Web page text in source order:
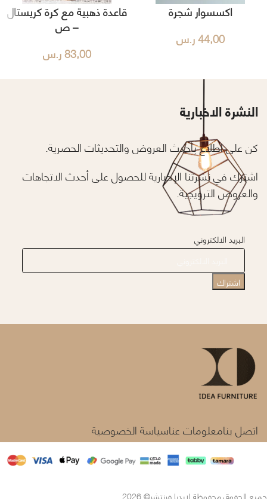
اكسسوار شجرة
44,00ر.س
قاعدة ذهبية مع كرة كريستال
– ص
83,00ر.س
النشرة الاخبارية
كن على اطلاع بأحدث العروض والتحديثات الحصرية.
اشترك في نشرتنا الإخبارية للحصول على أحدث الاتجاهات
والعروض الترويجية.
البريد الالكتروني
اتصل بنامعلومات عناسياسة الخصوصية
جميع الحقوق محفوظة لايديا فرنتشر© 2026